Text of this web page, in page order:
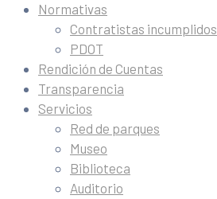
Normativas
Contratistas incumplidos
PDOT
Rendición de Cuentas
Transparencia
Servicios
Red de parques
Museo
Biblioteca
Auditorio